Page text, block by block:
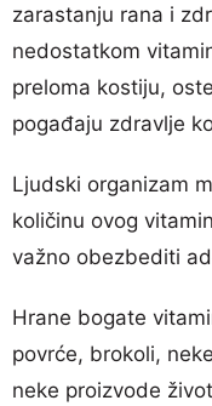
zarastanju rana i
nedostatkom
preloma kostiju,
pogađaju zdravlje
Ljudski organizam
količinu ovog
važno obezbediti
Hrane bogate
povrće, brokoli,
neke proizvode